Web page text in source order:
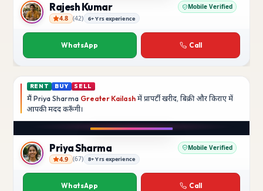
Rajesh Kumar
Rajesh Kumar Mobile Verified
4.8 (42) 6+ Yrs experience
WhatsApp Call
RENT BUY SELL
मैं Priya Sharma Greater Kailashमें प्रापर्टी खरीद, बिक्री और किराए में
आपकी मददकरूँगी।
Priya Sharma
Priya Sharma Mobile Verified
4.9 (67) 8+ Yrs experience
WhatsApp Call